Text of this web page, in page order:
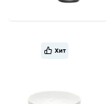
Хит